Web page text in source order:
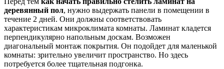
деревянный пол, нужно выдержать панели в помещении в
течение 2 дней. Они должны соответствовать
характеристикам микроклимата комнаты. Ламинат кладется
перпендикулярно напольным доскам. Возможен
диагональный монтаж покрытия. Он подойдет для маленькой
комнаты: зрительно увеличит пространство. Но здесь
потребуется более тщательная подгонка.